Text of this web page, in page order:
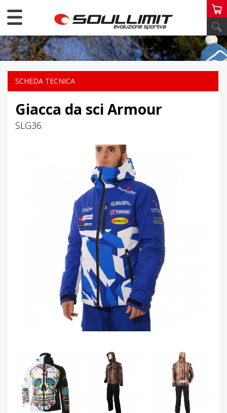
PERSONAL SCI
SCHEDA TECNICA
Giacca da sci Armour
SLG36